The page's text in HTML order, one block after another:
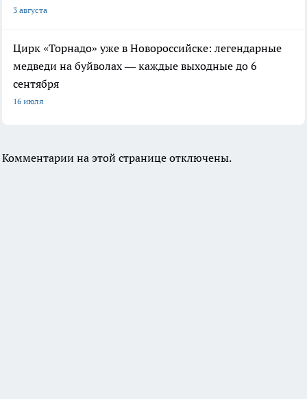
3 августа
Цирк «Торнадо» уже в Новороссийске: легендарные
медведи на буйволах — каждые выходные до 6
сентября
16 июля
Комментарии на этой странице отключены.